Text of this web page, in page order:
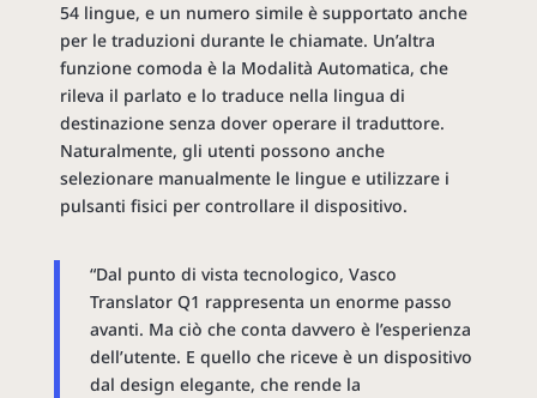
54 lingue, e un numero simile è supportato anche
per le traduzioni durante le chiamate. Un’altra
funzione comoda è la Modalità Automatica, che
rileva il parlato e lo traduce nella lingua di
destinazione senza dover operare il traduttore.
Naturalmente, gli utenti possono anche
selezionare manualmente le lingue e utilizzare i
pulsanti fisici per controllare il dispositivo.
“Dal punto di vista tecnologico, Vasco
Translator Q1 rappresenta un enorme passo
avanti. Ma ciò che conta davvero è l’esperienza
dell’utente. E quello che riceve è un dispositivo
dal design elegante, che rende la